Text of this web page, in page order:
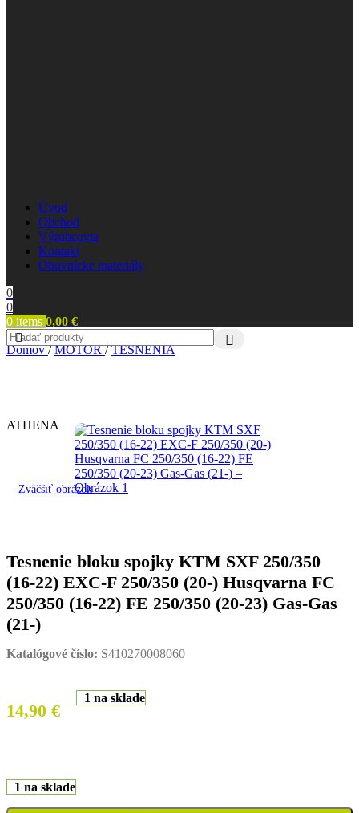
Úvod
Obchod
Výrobcovia
Kontakt
Obuvnícke materiály
0
0
0 items 0,00 €
Domov/ MOTOR/ TESNENIA
ATHENA
Zväčšiť obrázok
Tesnenie bloku spojky KTM SXF 250/350
(16-22) EXC-F 250/350 (20-) Husqvarna FC
250/350 (16-22) FE 250/350 (20-23) Gas-Gas
(21-)
Katalógové číslo: S410270008060
14,90 €
1 na sklade
1 na sklade